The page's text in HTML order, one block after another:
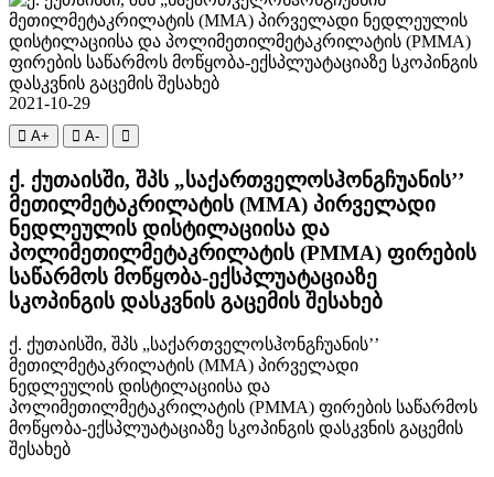
2021-10-29
A+ A-
ქ. ქუთაისში, შპს „საქართველოსჰონგჩუანის’’
მეთილმეტაკრილატის (MMA) პირველადი
ნედლეულის დისტილაციისა და
პოლიმეთილმეტაკრილატის (PMMA) ფირების
საწარმოს მოწყობა-ექსპლუატაციაზე
სკოპინგის დასკვნის გაცემის შესახებ
ქ. ქუთაისში, შპს „საქართველოსჰონგჩუანის’’
მეთილმეტაკრილატის (MMA) პირველადი
ნედლეულის დისტილაციისა და
პოლიმეთილმეტაკრილატის (PMMA) ფირების საწარმოს
მოწყობა-ექსპლუატაციაზე სკოპინგის დასკვნის გაცემის
შესახებ